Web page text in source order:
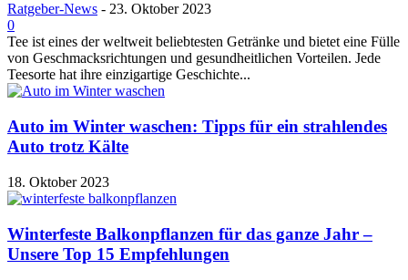
Ratgeber-News - 23. Oktober 2023
0
Tee ist eines der weltweit beliebtesten Getränke und bietet eine Fülle
von Geschmacksrichtungen und gesundheitlichen Vorteilen. Jede
Teesorte hat ihre einzigartige Geschichte...
Auto im Winter waschen: Tipps für ein strahlendes
Auto trotz Kälte
18. Oktober 2023
Winterfeste Balkonpflanzen für das ganze Jahr –
Unsere Top 15 Empfehlungen